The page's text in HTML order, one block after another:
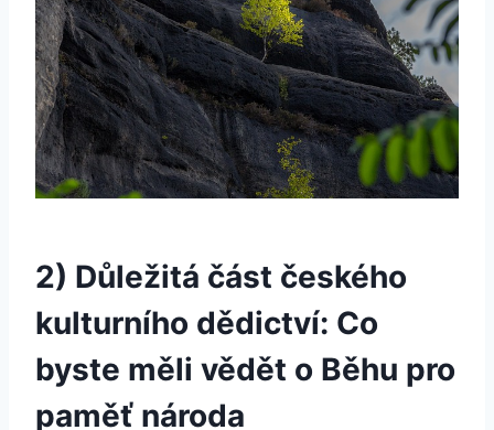
2) Důležitá část českého
kulturního dědictví: Co
byste měli vědět o Běhu pro
paměť národa